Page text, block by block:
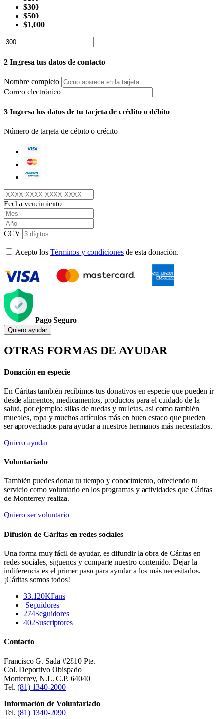
$300
$500
$1,000
2 Ingresa tus datos de contacto
Nombre completo
Correo electrónico
3 Ingresa los datos de tu tarjeta de crédito o débito
Número de tarjeta de débito o crédito
Fecha vencimiento
CCV
Acepto los Términos y condiciones de esta donación.
Pago Seguro
Quiero ayudar
OTRAS FORMAS DE AYUDAR
Donación en especie
En Cáritas también recibimos tus donativos en especie que pueden ir
desde alimentos, medicamentos, productos para el cuidado de la
salud, por ejemplo: sillas de ruedas y muletas, así como también
muebles, ropa y muchos artículos más en buen estado que pueden
ser aprovechados para ayudar a nuestros hermanos más necesitados.
Quiero ayudar
Voluntariado
También puedes donar tu tiempo y conocimiento, ofreciendo tu
servicio como voluntario en los programas y actividades que Cáritas
de Monterrey realiza.
Quiero ser voluntario
Difusión de Cáritas en redes sociales
Una forma muy fácil de ayudar, es difundir la obra de Cáritas en
redes sociales, síguenos y comparte nuestro contenido. Dejar la
indiferencia es el primer paso para ayudar a los más necesitados.
¡Cáritas somos todos!
33.120KFans
Seguidores
274Seguidores
402Suscriptores
Contacto
Francisco G. Sada #2810 Pte.
Col. Deportivo Obispado
Monterrey, N.L. C.P. 64040
Tel. (81) 1340-2000
Información de Voluntariado
Tel. (81) 1340-2090